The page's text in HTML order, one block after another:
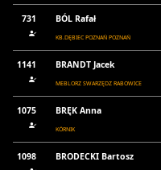
731 BÓL Rafał
KB.DĘBIEC POZNAŃ POZNAŃ
1141 BRANDT Jacek
MEBLORZ SWARZĘDZ RABOWICE
1075 BRĘK Anna
KÓRNIK
1098 BRODECKI Bartosz